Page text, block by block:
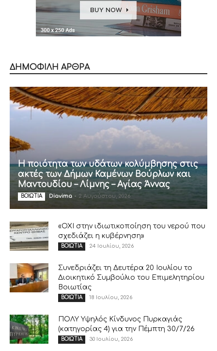
ΔΗΜΟΦΙΛΗ ΑΡΘΡΑ
Η ποιότητα των υδάτων κολύμβησης στις
ακτές των Δήμων Καμένων Βούρλων και
Μαντουδίου – Λίμνης – Αγίας Άννας
ΒΟΙΩΤΙΑ Diavima - 2 Αυγούστου, 2026
«ΟΧΙ στην ιδιωτικοποίηση του νερού που
σχεδιάζει η κυβέρνηση»
ΒΟΙΩΤΙΑ 24 Ιουλίου, 2026
Συνεδριάζει τη Δευτέρα 20 Ιουλίου το
Διοικητικό Συμβούλιο του Επιμελητηρίου
Βοιωτίας
ΒΟΙΩΤΙΑ 18 Ιουλίου, 2026
ΠΟΛΥ Υψηλός Κίνδυνος Πυρκαγιάς
(κατηγορίας 4) για την Πέμπτη 30/7/26
ΒΟΙΩΤΙΑ 30 Ιουλίου, 2026